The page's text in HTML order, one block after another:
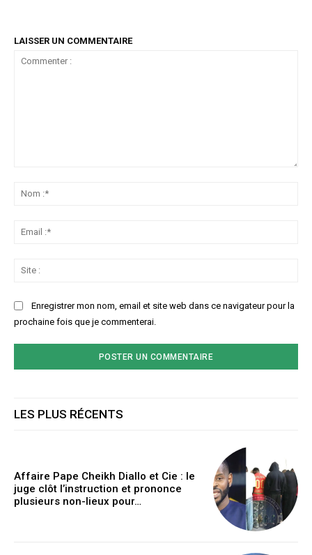
LAISSER UN COMMENTAIRE
Enregistrer mon nom, email et site web dans ce navigateur pour la
prochaine fois que je commenterai.
LES PLUS RÉCENTS
Affaire Pape Cheikh Diallo et Cie : le
juge clôt l’instruction et prononce
plusieurs non-lieux pour…